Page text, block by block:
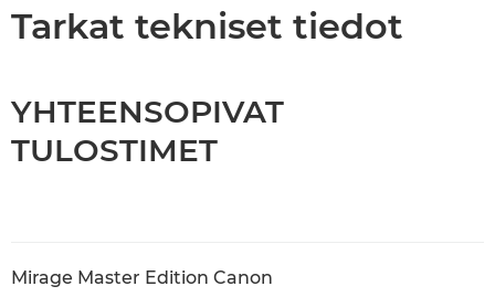
Tarkat tekniset tiedot
YHTEENSOPIVAT
TULOSTIMET
Mirage Master Edition Canon